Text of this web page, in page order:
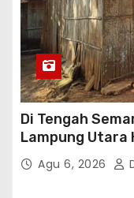
Di Tengah
Lampung Utara
Agu 6, 2026